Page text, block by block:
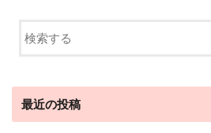
最近の投稿